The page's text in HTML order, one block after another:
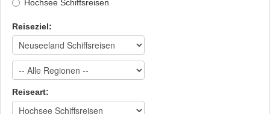
Hochsee Schiffsreisen
Reiseziel:
Reiseart: